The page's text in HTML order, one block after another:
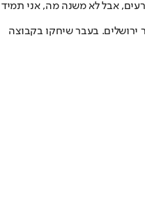
אבל לא משנה מה, אני תמיד
ירושלים. בעבר שיחקו בקבוצה